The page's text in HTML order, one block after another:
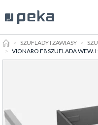
HOMESZUFLADY I ZAWIASY
VIONARO F8 SZUFLADA WEW.